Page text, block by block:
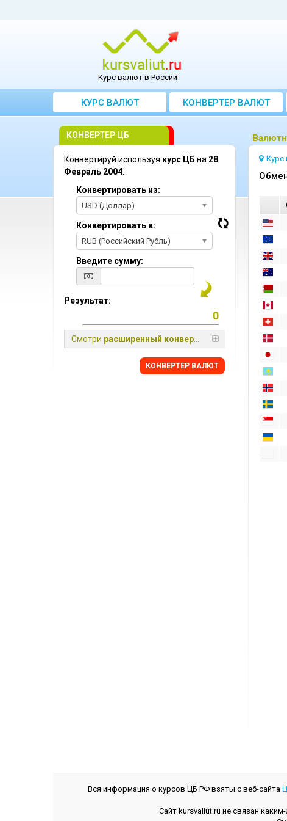
Курс валют в России
КУРС ВАЛЮТ КОНВЕРТЕР ВАЛЮТ
Курс
КОНВЕРТЕР ЦБ
Конвертируй используя курс ЦБ на 28
Февраль 2004:
Конвертировать из:
USD (Доллар)
Конвертировать в:
RUB (Российский Рубль)
Введите сумму:
Результат:
Смотри расширенный конвертер
КОНВЕРТЕР ВАЛЮТ
Вся информация о курсов ЦБ РФ взяты с веб-сайта
Сайт kursvaliut.ru не связан